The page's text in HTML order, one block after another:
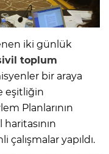
iki günlük
toplum
bir araya
eşitliğin
Planlarının
yapıldı.